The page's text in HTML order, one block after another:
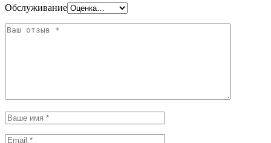
Обслуживание